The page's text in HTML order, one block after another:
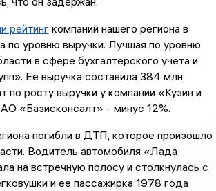
рейтинг компаний нашего региона в
по уровню выручки. Лучшая по уровню
в сфере бухгалтерского учёта и
Её выручка составила 384 млн
росту выручки у компании «Кузин и
«Базисконсалт» - минус 12%.
погибли в ДТП, которое произошло
Водитель автомобиля «Лада
на встречную полосу и столкнулась с
и ее пассажирка 1978 года